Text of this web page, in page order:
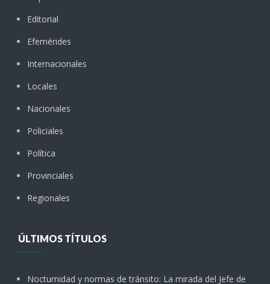
Editorial
Efemérides
Internacionales
Locales
Nacionales
Policiales
Política
Provinciales
Regionales
ÚLTIMOS TÍTULOS
Nocturnidad y normas de tránsito: La mirada del Jefe de